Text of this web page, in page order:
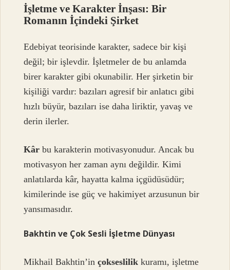
İşletme ve Karakter İnşası: Bir
Romanın İçindeki Şirket
Edebiyat teorisinde karakter, sadece bir kişi
değil; bir işlevdir. İşletmeler de bu anlamda
birer karakter gibi okunabilir. Her şirketin bir
kişiliği vardır: bazıları agresif bir anlatıcı gibi
hızlı büyür, bazıları ise daha liriktir, yavaş ve
derin ilerler.
Kâr bu karakterin motivasyonudur. Ancak bu
motivasyon her zaman aynı değildir. Kimi
anlatılarda kâr, hayatta kalma içgüdüsüdür;
kimilerinde ise güç ve hakimiyet arzusunun bir
yansımasıdır.
Bakhtin ve Çok Sesli İşletme Dünyası
Mikhail Bakhtin’inçokseslilik kuramı, işletme